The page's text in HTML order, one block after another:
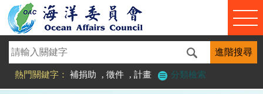
進入內容區塊
熱門關鍵字： 補捐助 , 徵件 , 計畫 分類檢索